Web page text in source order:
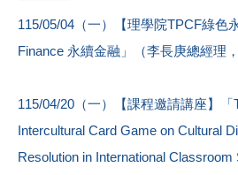
115/05/04（一）【理學院TPCF綠色
Finance 永續金融」（李長庚總經理
115/04/20（一）【課程邀請講座】「
Intercultural Card Game on Cultural
Resolution in International